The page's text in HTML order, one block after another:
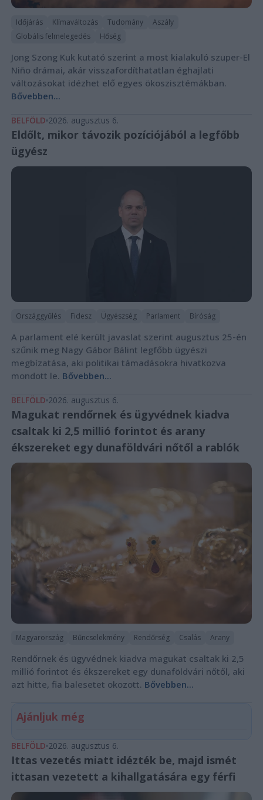
Időjárás Klímaváltozás Tudomány
Aszály
Globális felmelegedés
Hőség
Jong Szong Kuk kutató szerint a most kialakuló szuper-El
Niño drámai, akár visszafordíthatatlan éghajlati
változásokat idézhet elő egyes ökoszisztémákban.
Bővebben...
BELFÖLD 2026. augusztus 6.
Eldőlt, mikor távozik pozíciójából a legfőbb
ügyész
Országgyűlés Fidesz Ügyészség Parlament Bíróság
A parlament elé került javaslat szerint augusztus 25-én
szűnik meg Nagy Gábor Bálint legfőbb ügyészi
megbízatása, aki politikai támadásokra hivatkozva
mondott le. Bővebben...
BELFÖLD 2026. augusztus 6.
Magukat rendőrnek és ügyvédnek kiadva
csaltak ki 2,5 millió forintot és arany
ékszereket egy dunaföldvári nőtől a rablók
Magyarország Bűncselekmény Rendőrség Csalás Arany
Rendőrnek és ügyvédnek kiadva magukat csaltak ki 2,5
millió forintot és ékszereket egy dunaföldvári nőtől, aki
azt hitte, fia balesetet okozott. Bővebben...
Ajánljuk még
BELFÖLD 2026. augusztus 6.
Ittas vezetés miatt idézték be, majd ismét
ittasan vezetett a kihallgatására egy férfi